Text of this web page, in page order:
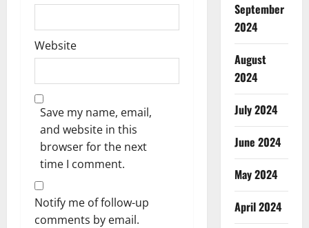
Website
Save my name, email,
and website in this
browser for the next
time I comment.
Notify me of follow-up
comments by email.
September
2024
August
2024
July 2024
June 2024
May 2024
April 2024